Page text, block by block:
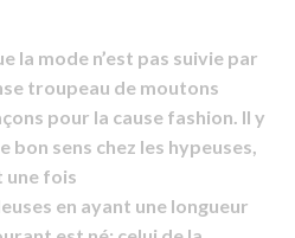
la mode n’est pas suivie par
troupeau de moutons
pour la cause fashion. Il y
sens chez les hypeuses,
une fois
en ayant une longueur